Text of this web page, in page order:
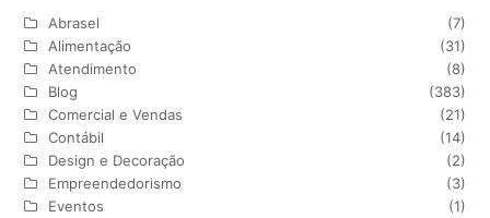
Abrasel
(7)
Alimentação
(31)
Atendimento
(8)
Blog
(383)
Comercial e Vendas
(21)
Contábil
(14)
Design e Decoração
(2)
Empreendedorismo
(3)
Eventos
(1)